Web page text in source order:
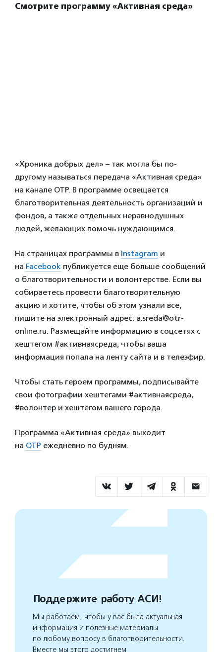
Смотрите программу «Активная среда»
«Хроника добрых дел» – так могла бы по-
другому называться передача «Активная среда»
на канале ОТР. В программе освещается
благотворительная деятельность организаций и
фондов, а также отдельных неравнодушных
людей, желающих помочь нуждающимся.
На страницах программы в Instagram и
на Facebook публикуется еще больше сообщений
о благотворительности и волонтерстве. Если вы
собираетесь провести благотворительную
акцию и хотите, чтобы об этом узнали все,
пишите на электронный адрес: a.sreda@otr-
online.ru. Размещайте информацию в соцсетях с
хештегом #активнаясреда, чтобы ваша
информация попала на ленту сайта и в телеэфир.
Чтобы стать героем программы, подписывайте
свои фотографии хештегами #активнаясреда,
#волонтер и хештегом вашего города.
Программа «Активная среда» выходит
на ОТР ежедневно по будням.
Поддержите работу АСИ!
Мы работаем, чтобы у вас была актуальная
информация и полезные материалы
по любому вопросу в благотворительности.
Вместе мы этого достигнем